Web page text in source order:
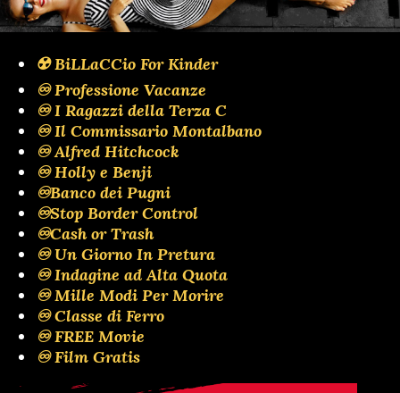
☢️ BiLLaCCio For Kinder
♾️ Professione Vacanze
♾️ I Ragazzi della Terza C
♾️ Il Commissario Montalbano
♾️ Alfred Hitchcock
♾️ Holly e Benji
♾️Banco dei Pugni
♾️Stop Border Control
♾️Cash or Trash
♾️ Un Giorno In Pretura
♾️ Indagine ad Alta Quota
♾️ Mille Modi Per Morire
♾️ Classe di Ferro
♾️ FREE Movie
♾️ Film Gratis